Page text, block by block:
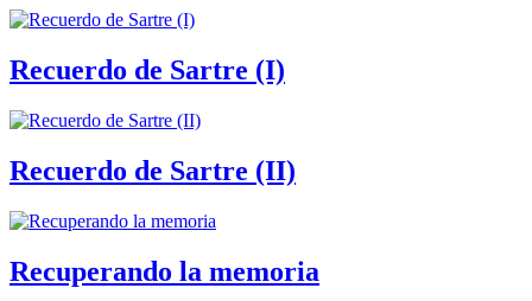
Recuerdo de Sartre (I)
Recuerdo de Sartre (II)
Recuperando la memoria